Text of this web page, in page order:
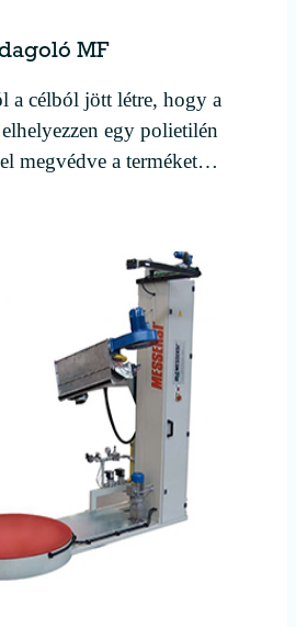
MF
a célból jött létre, hogy a
egy polietilén
megvédve a terméket…